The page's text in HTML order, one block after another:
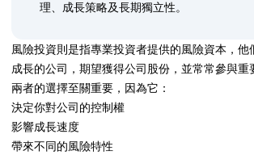
理、成長策略及長期獨立性。
風險投資則是指專業投資者提供的風險資本，他
成長的公司，期望獲得公司股份，並常常參與重
兩者的選擇至關重要，因為它：
決定你對公司的控制權
影響成長速度
帶來不同的風險特性